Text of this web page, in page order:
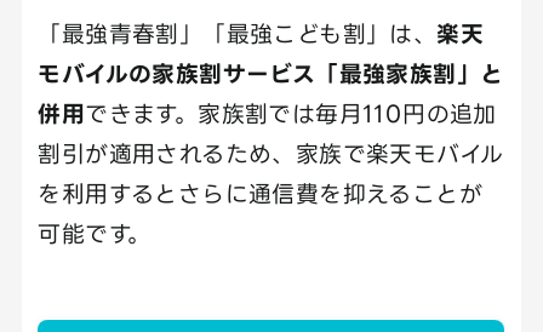
「最強青春割」「最強こども割」は、 楽天
モバイルの家族割サービス「最強家族割」と
併用できます。家族割では毎月110円の追加
割引が適用されるため、家族で楽天モバイル
を利用するとさらに通信費を抑えることが
可能です。